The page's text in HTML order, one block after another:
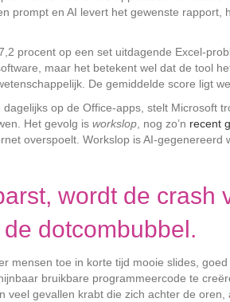
prompt en AI levert het gewenste
procent op een set uitdagende Excel-
maar het betekent wel dat de tool
De gemiddelde score ligt
op de Office-apps, stelt Microsoft
Het gevolg is workslop, nog zo’n recent
overspoelt. Workslop is AI-
wordt de crash
dotcombubbel.
mensen toe in korte tijd mooie slides,
bruikbare programmeercode te
veel gevallen krabt die zich achter de